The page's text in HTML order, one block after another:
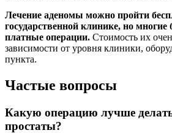
Лечение аденомы можно пройти
государственной клинике, но
платные операции. Стоимость их
зависимости от уровня клиники,
пункта.
Частые вопросы
Какую операцию лучше
простаты?